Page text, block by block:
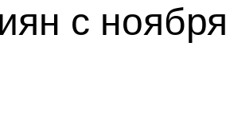
с ноября